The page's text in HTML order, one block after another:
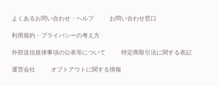
よくあるお問い合わせ・ヘルプ お問い合わせ窓口
利用規約・プライバシーの考え方
外部送信規律事項の公表等について 特定商取引法に関する表記
運営会社 オプトアウトに関する情報